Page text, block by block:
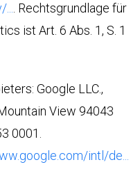
. Rechtsgrundlage für
ist Art. 6 Abs. 1, S. 1
Google LLC.,
View 94043
0001.
intl/de...